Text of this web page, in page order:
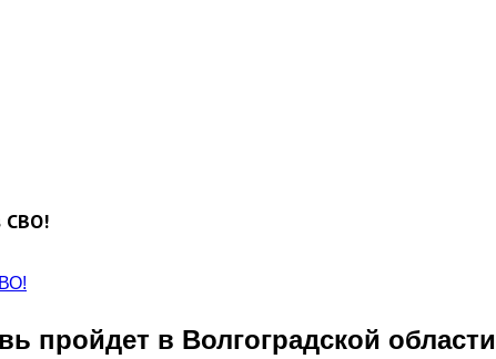
СВО!
пройдет в Волгоградской области